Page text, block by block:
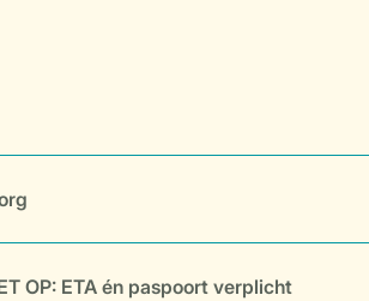
OP: ETA én paspoort verplicht